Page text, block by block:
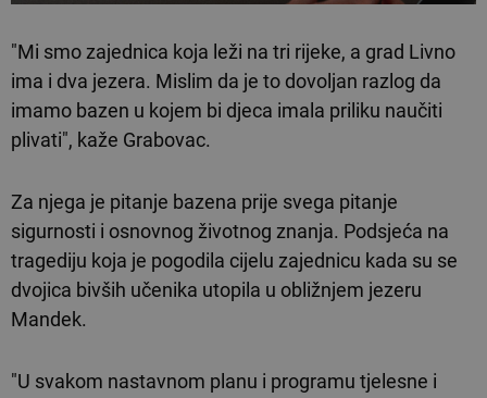
"Mi smo zajednica koja leži na tri rijeke, a grad Livno
ima i dva jezera. Mislim da je to dovoljan razlog da
imamo bazen u kojem bi djeca imala priliku naučiti
plivati", kaže Grabovac.
Za njega je pitanje bazena prije svega pitanje
sigurnosti i osnovnog životnog znanja. Podsjeća na
tragediju koja je pogodila cijelu zajednicu kada su se
dvojica bivših učenika utopila u obližnjem jezeru
Mandek.
"U svakom nastavnom planu i programu tjelesne i